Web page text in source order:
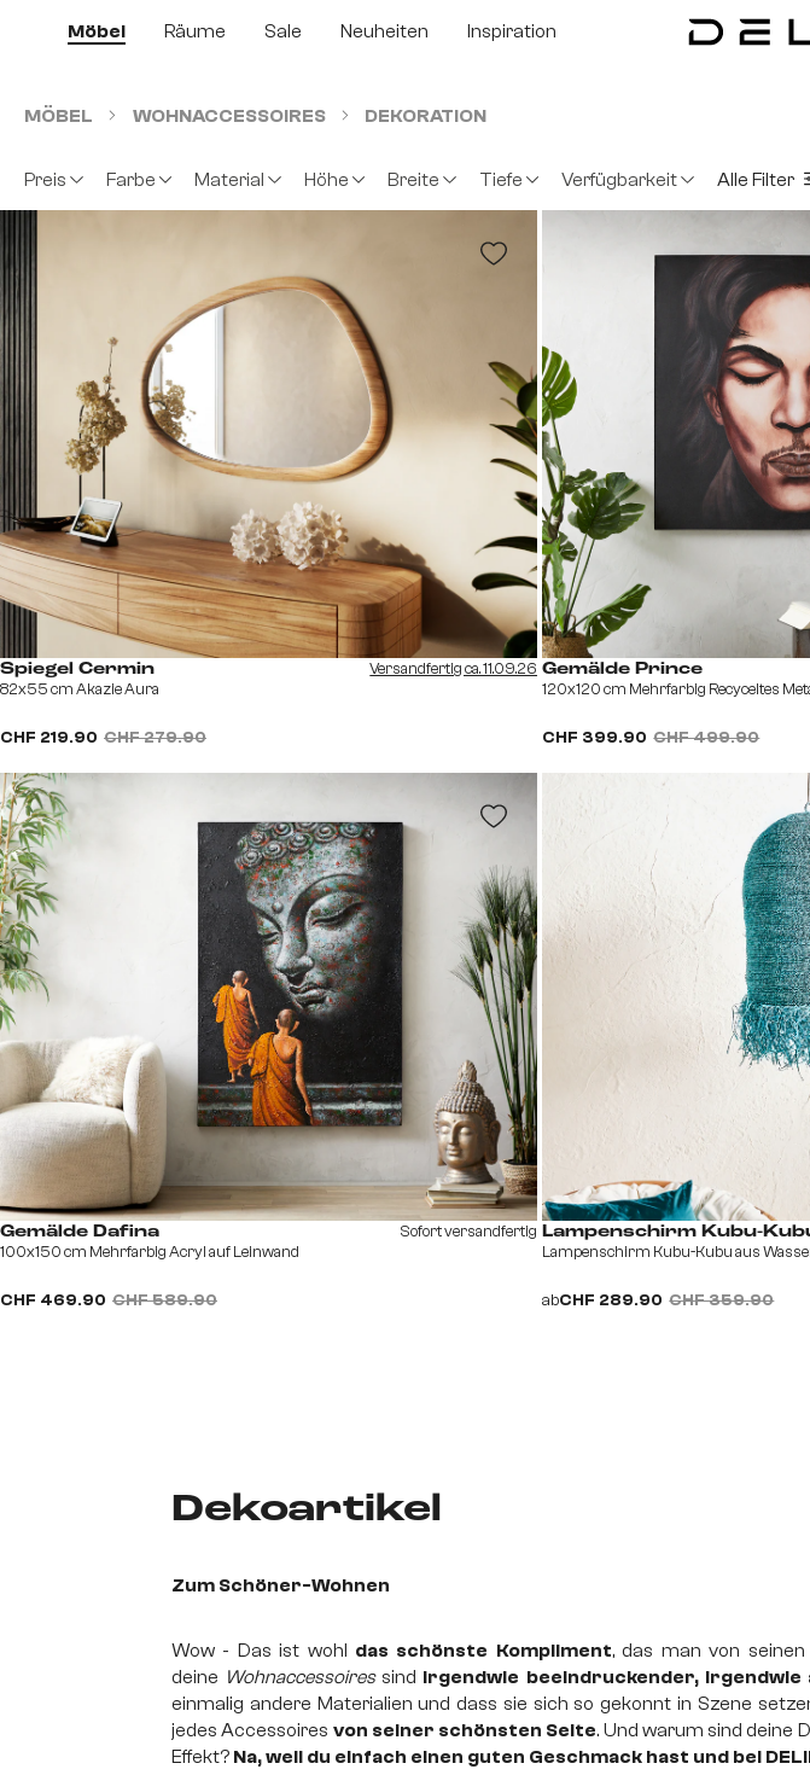
Hauptinhalt springen
Zur Suche springen
Zur Hauptnavigation springen
Möbel Räume Sale Neuheiten Inspiration
MÖBEL WOHNACCESSOIRES DEKORATION
Preis Farbe Material Höhe Breite Tiefe Verfügbarkeit Alle Filter
Spiegel Cermin
82x55 cm Akazie Aura
CHF 219.90 CHF 279.90
Versandfertig ca. 11.09.26 Gemälde Prince
120x120 cm Mehrfarbig Recyceltes
CHF 399.90 CHF 499.90
Gemälde Dafina
100x150 cm Mehrfarbig Acryl auf Leinwand
CHF 469.90 CHF 589.90
Sofort versandfertig Lampenschirm Kubu-
Lampenschirm Kubu-Kubu aus
abCHF 289.90 CHF 359.90
Dekoartikel
Zum Schöner-Wohnen
Wow - Das ist wohl das schönste Kompliment, das man von
deine Wohnaccessoiressind irgendwie beeindruckender, irgendwie
einmalig andere Materialien und dass sie sich so gekonnt in Szene
jedes Accessoires von seiner schönsten Seite. Und warum sind deine
Effekt? Na, weil du einfach einen guten Geschmack hast und bei